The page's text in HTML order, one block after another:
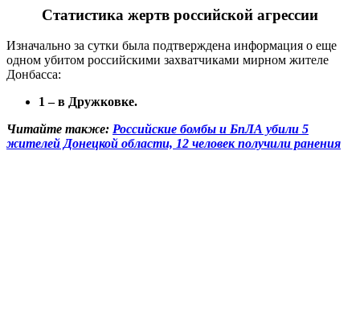
Статистика жертв российской агрессии
Изначально за сутки была подтверждена информация о еще
одном убитом российскими захватчиками мирном жителе
Донбасса:
1 – в Дружковке.
Читайте также: Российские бомбы и БпЛА убили 5
жителей Донецкой области, 12 человек получили ранения